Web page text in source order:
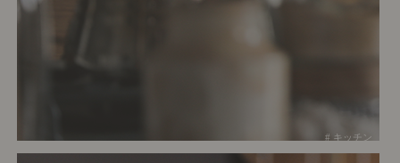
# キッチン